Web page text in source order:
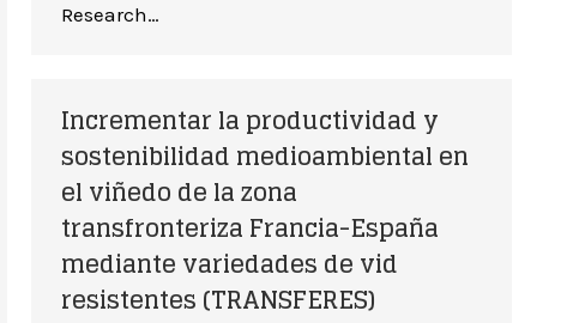
Research…
Incrementar la productividad y
sostenibilidad medioambiental en
el viñedo de la zona
transfronteriza Francia-España
mediante variedades de vid
resistentes (TRANSFERES)